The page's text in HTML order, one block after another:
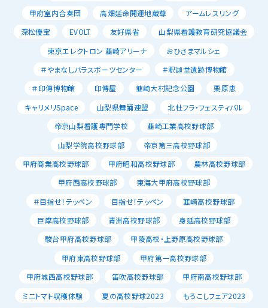
甲府室内合奏団
高畑延命開運地蔵尊
アームレスリング
深松優宝
EVOLT 友好県省
山梨県看護教育研究協議会
東京エレクトロン 韮崎アリーナ
おひさまマルシェ
＃やまなしパラスポーツセンター
＃釈迦堂遺跡博物館
＃印傳博物館
印傳屋 韮崎大村記念公園
栗原恵
キャリメリSpace
山梨県舞踊連盟
北杜フラ・フェスティバル
帝京山梨看護専門学校
韮崎工業高校野球部
山梨学院高校野球部
帝京第三高校野球部
甲府商業高校野球部
甲府昭和高校野球部
農林高校野球部
甲府西高校野球部
東海大甲府高校野球部
＃目指せ！テッペン
目指せ！テッペン
韮崎高校野球部
巨摩高校野球部
青洲高校野球部
身延高校野球部
駿台甲府高校野球部
甲陵高校・上野原高校野球部
甲府東高校野球部
甲府第一高校野球部
甲府城西高校野球部
笛吹高校野球部
甲府南高校野球部
ミニトマト収穫体験
夏の高校野球2023
もろこしフェア2023